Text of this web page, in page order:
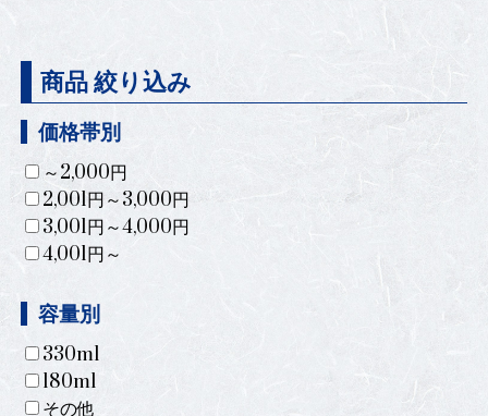
商品 絞り込み
価格帯別
～2,000円
2,001円～3,000円
3,001円～4,000円
4,001円～
容量別
330ml
180ml
その他